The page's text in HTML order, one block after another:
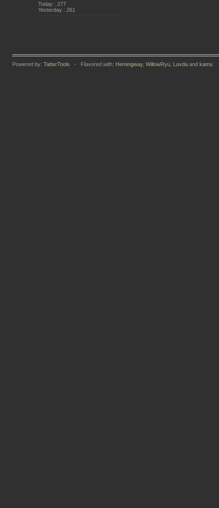
Today : 277
Yesterday : 261
Powered by: TatterTools - Flavored with: Hemingway, WillowRyu, Luvdaand kamu